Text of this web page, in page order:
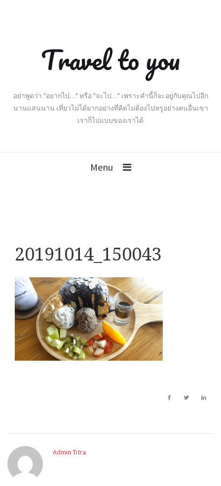
Travel to you
อย่าพูดว่า "อยากไป…" หรือ "จะไป…" เพราะคำนี้ก็จะอยู่กับคุณไปอีก
นานแสนนาน เที่ยวไม่ได้ยากอย่างที่คิดไม่ต้องไปหรูอย่างคนอื่นเขา
เราก็ไปแบบของเราได้
Menu
20191014_150043
Admin Titra